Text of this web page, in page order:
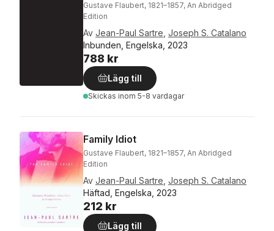
Gustave Flaubert, 1821–1857, An Abridged
Edition
Av Jean-Paul Sartre Joseph S. Catalano
Inbunden, Engelska, 2023
788 kr
Lägg till
Skickas inom 5-8 vardagar
Family Idiot
Gustave Flaubert, 1821–1857, An Abridged
Edition
Av Jean-Paul Sartre Joseph S. Catalano
Häftad, Engelska, 2023
212 kr
Lägg till